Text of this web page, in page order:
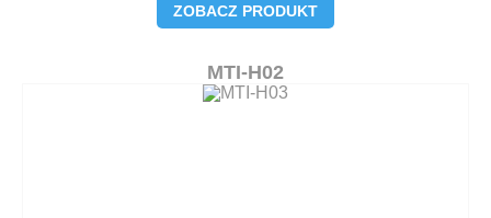
ZOBACZ PRODUKT
MTI-H02